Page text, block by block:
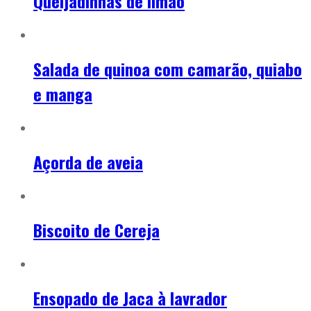
Salada de quinoa com camarão, quiabo
e manga
Açorda de aveia
Biscoito de Cereja
Ensopado de Jaca à lavrador